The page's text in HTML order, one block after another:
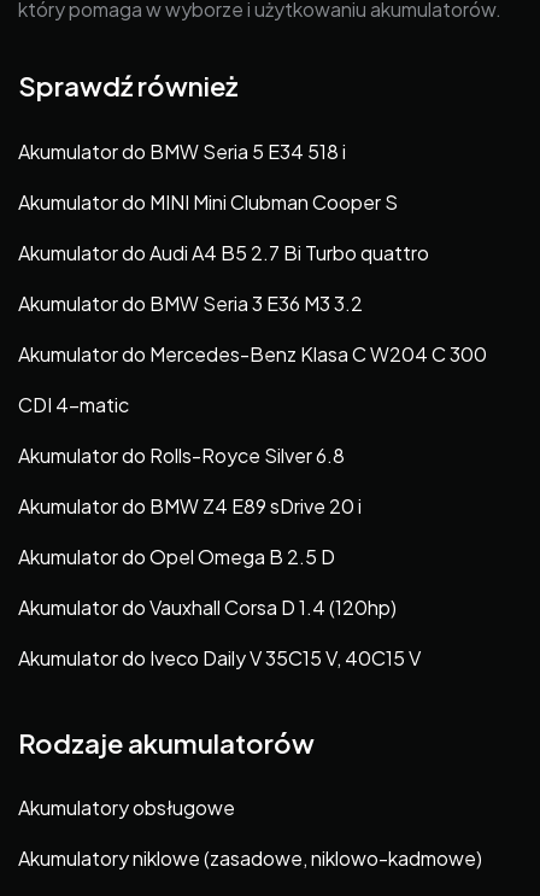
który pomaga w wyborze i użytkowaniu akumulatorów.
Sprawdź również
Akumulator do BMW Seria 5 E34 518 i
Akumulator do MINI Mini Clubman Cooper S
Akumulator do Audi A4 B5 2.7 Bi Turbo quattro
Akumulator do BMW Seria 3 E36 M3 3.2
Akumulator do Mercedes-Benz Klasa C W204 C 300
CDI 4-matic
Akumulator do Rolls-Royce Silver 6.8
Akumulator do BMW Z4 E89 sDrive 20 i
Akumulator do Opel Omega B 2.5 D
Akumulator do Vauxhall Corsa D 1.4 (120hp)
Akumulator do Iveco Daily V 35C15 V, 40C15 V
Rodzaje akumulatorów
Akumulatory obsługowe
Akumulatory niklowe (zasadowe, niklowo-kadmowe)